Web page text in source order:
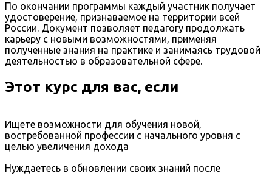
По окончании программы каждый участник получает
удостоверение, признаваемое на территории всей
России. Документ позволяет педагогу продолжать
карьеру с новыми возможностями, применяя
полученные знания на практике и занимаясь трудовой
деятельностью в образовательной сфере.
Этот курс для вас, если
Ищете возможности для обучения новой,
востребованной профессии с начального уровня с
целью увеличения дохода
Нуждаетесь в обновлении своих знаний после